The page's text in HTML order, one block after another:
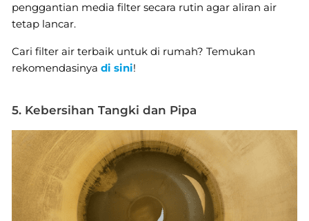
penggantian media filter secara rutin agar aliran air
tetap lancar.
Cari filter air terbaik untuk di rumah? Temukan
rekomendasinya di sini!
5. Kebersihan Tangki dan Pipa